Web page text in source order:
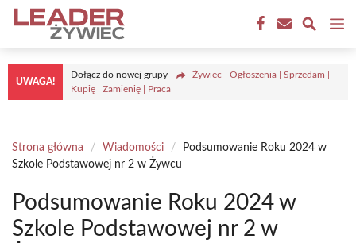
Przejdź
treści
UWAGA!
Dołącz do nowej grupy
Żywiec - Ogłoszenia | Sprzedam |
Kupię | Zamienię | Praca
Strona główna / Wiadomości /
Podsumowanie Roku 2024 w
Szkole Podstawowej nr 2 w Żywcu
Podsumowanie Roku 2024 w
Szkole Podstawowej nr 2 w